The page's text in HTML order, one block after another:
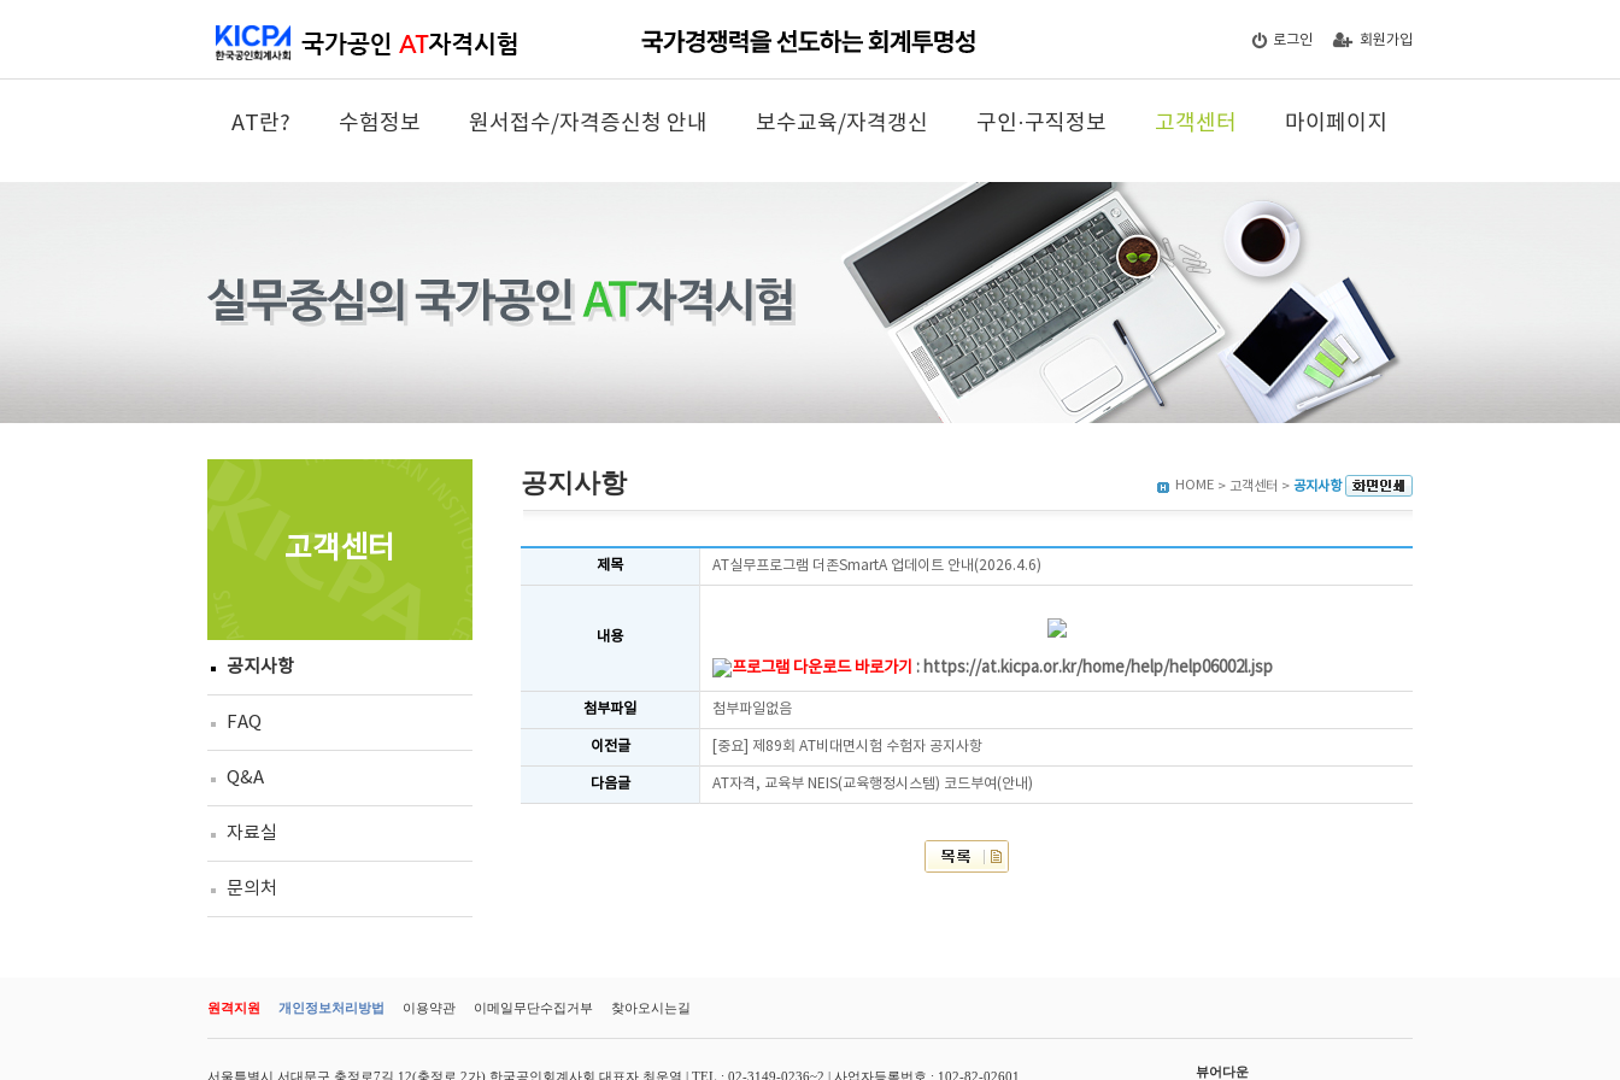
로그인 회원가입
AT란? 수험정보 원서접수/자격증신청 안내 보수교육/자격갱신 구인·구직정보 고객센터 마이페이지
고객센터
공지사항
FAQ
Q&A
자료실
문의처
공지사항 HOME > 고객센터 > 공지사항
제목 AT실무프로그램 더존SmartA 업데이트 안내(2026.4.6)
내용
프로그램 다운로드 바로가기 : https://at.kicpa.or.kr/home/help/help06002l.jsp
첨부파일 첨부파일없음
이전글 [중요] 제89회 AT비대면시험 수험자 공지사항
다음글 AT자격, 교육부 NEIS(교육행정시스템) 코드부여(안내)
원격지원 개인정보처리방법 이용약관 이메일무단수집거부 찾아오시는길
서울특별시 서대문구 충정로7길 12(충정로 2가) 한국공인회계사회 대표자 최운열 | TEL : 02-3149-0236~2 | 사업자등록번호 : 102-82-02601 뷰어다운